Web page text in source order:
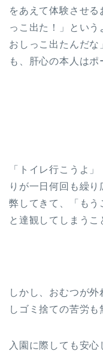
をあえて体験させ
っこ出た！」とい
おしっこ出たんだな
も、肝心の本人はポ
「トイレ行こうよ
りが一日何回も繰
弊してきて、「もう
と達観してしまうこ
しかし、おむつが
しゴミ捨ての苦労も
入園に際しても安